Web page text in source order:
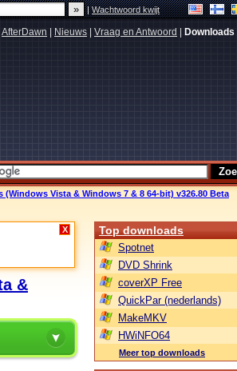
|Wachtwoord kwijt
AfterDawn Nieuws Vraag en Antwoord Downloads
Vista & Windows 7 & 8 64-bit) v326.80 Beta
X
&
Top downloads
Spotnet
DVD Shrink
coverXP Free
QuickPar (nederlands)
MakeMKV
HWiNFO64
Meer top downloads